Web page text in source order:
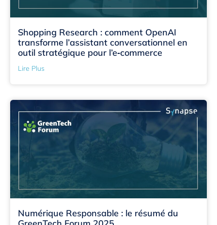
Shopping Research : comment OpenAI
transforme l’assistant conversationnel en
outil stratégique pour l’e‑commerce
Lire Plus
Numérique Responsable : le résumé du